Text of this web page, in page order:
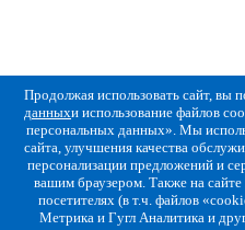
Продолжая использовать сайт, вы
данныхи использование файлов
персональных данных». Мы
сайта, улучшения качества
персонализации предложений и
вашим браузером. Также на
посетителях (в т.ч. файлов
Метрика и Гугл Аналитика и